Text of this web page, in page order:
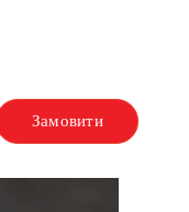
Замовити